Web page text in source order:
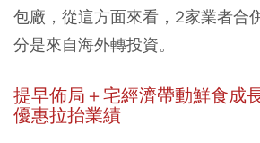
包廠，從這方面來看，2家業者合
分是來自海外轉投資。
提早佈局＋宅經濟帶動鮮食
優惠拉抬業績